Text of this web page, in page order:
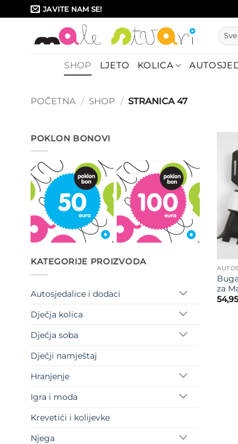
to
JAVITE NAM SE!
SHOP LJETO KOLICA
POČETNA / SHOP / STRANICA 47
POKLON BONOVI
KATEGORIJE PROIZVODA
Autosjedalice i dodaci
Dječja kolica
Dječja soba
Dječji namještaj
Hranjenje
Igra i moda
Krevetići i kolijevke
Njega
za